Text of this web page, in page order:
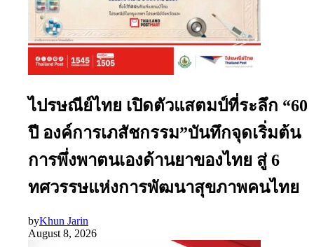
ไปรษณีย์ไทย เปิดตัวแสตมป์ที่ระลึก “60
ปี องค์การเภสัชกรรม”บันทึกจุดเริ่มต้น
การพึ่งพาตนเองด้านยาของไทย สู่ 6
ทศวรรษแห่งการพัฒนาสุขภาพคนไทย
byKhun Jarin
August 8, 2026